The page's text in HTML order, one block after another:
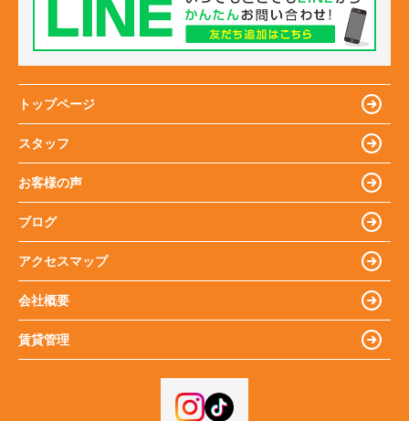
トップページ
スタッフ
お客様の声
ブログ
アクセスマップ
会社概要
賃貸管理